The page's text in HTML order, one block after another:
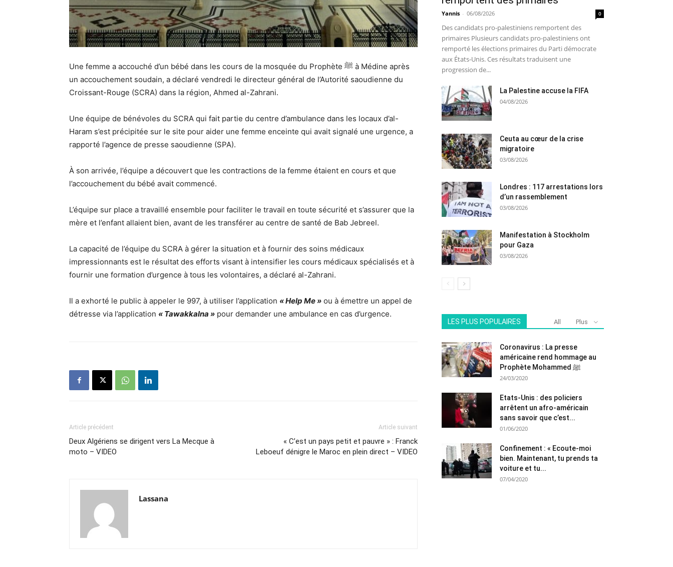
Une femme a accouché d’un bébé dans les cours de la mosquée du Prophète ﷺ à Médine après
un accouchement soudain, a déclaré vendredi le directeur général de l’Autorité saoudienne du
Croissant-Rouge (SCRA) dans la région, Ahmed al-Zahrani.
Une équipe de bénévoles du SCRA qui fait partie du centre d’ambulance dans les locaux d’al-
Haram s’est précipitée sur le site pour aider une femme enceinte qui avait signalé une urgence, a
rapporté l’agence de presse saoudienne (SPA).
À son arrivée, l’équipe a découvert que les contractions de la femme étaient en cours et que
l’accouchement du bébé avait commencé.
L’équipe sur place a travaillé ensemble pour faciliter le travail en toute sécurité et s’assurer que la
mère et l’enfant allaient bien, avant de les transférer au centre de santé de Bab Jebreel.
La capacité de l’équipe du SCRA à gérer la situation et à fournir des soins médicaux
impressionnants est le résultat des efforts visant à intensifier les cours médicaux spécialisés et à
fournir une formation d’urgence à tous les volontaires, a déclaré al-Zahrani.
Il a exhorté le public à appeler le 997, à utiliser l’application « Help Me » ou à émettre un appel de
détresse via l’application « Tawakkalna » pour demander une ambulance en cas d’urgence.
Article précédent
Deux Algériens se dirigent vers La Mecque à
moto – VIDEO
Article suivant
« C’est un pays petit et pauvre » : Franck
Leboeuf dénigre le Maroc en plein direct – VIDEO
Lassana
Yannis - 06/08/2026 0
Des candidats pro-palestiniens remportent des
primaires Plusieurs candidats pro-palestiniens ont
remporté les élections primaires du Parti démocrate
aux États-Unis. Ces résultats traduisent une
progression de...
La Palestine accuse la FIFA
04/08/2026
Ceuta au cœur de la crise
migratoire
03/08/2026
Londres : 117 arrestations lors
d’un rassemblement
03/08/2026
Manifestation à Stockholm
pour Gaza
03/08/2026
LES PLUS POPULAIRES All Plus
Coronavirus : La presse
américaine rend hommage au
Prophète Mohammed ﷺ
24/03/2020
Etats-Unis : des policiers
arrêtent un afro-américain
sans savoir que c’est...
01/06/2020
Confinement : « Ecoute-moi
bien. Maintenant, tu prends ta
voiture et tu...
07/04/2020